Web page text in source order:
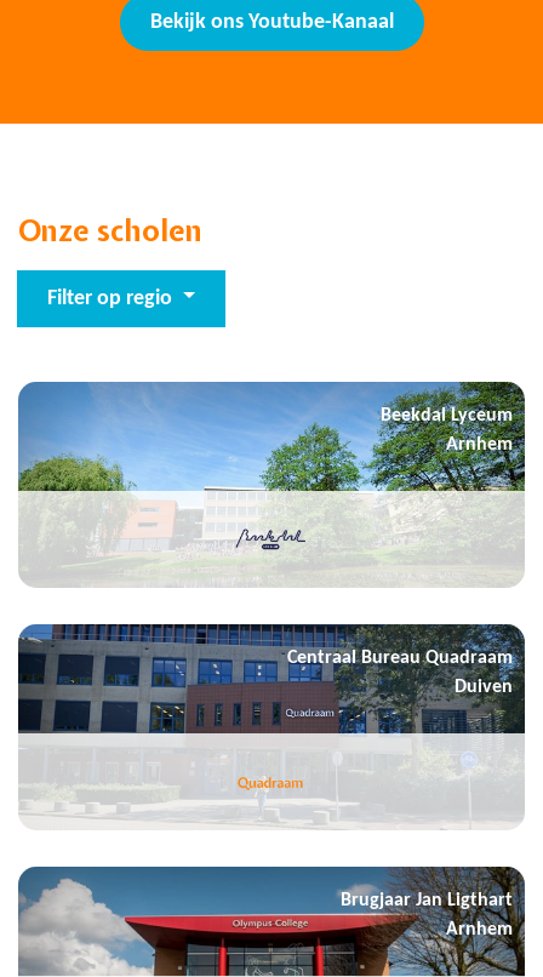
Bekijk ons Youtube-Kanaal
Onze scholen
Filter op regio
Beekdal Lyceum
Arnhem
Centraal Bureau Quadraam
Duiven
Brugjaar Jan Ligthart
Arnhem